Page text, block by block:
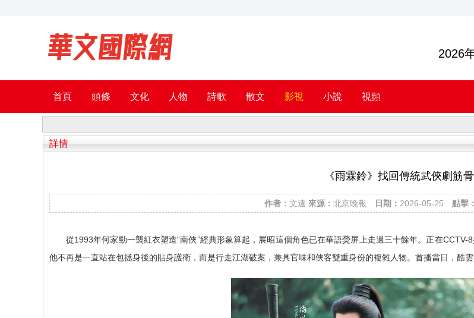
2026
首頁 頭條 文化 人物 詩歌 散文 影視 小說 視頻
詳情
《雨霖鈴》找回傳統武俠劇筋骨
作者： 文遠 來源： 北京晚報 日期： 2026-05-25 點擊：
從1993年何家勁一襲紅衣塑造“南俠”經典形象算起，展昭這個角色已在華語熒屏上走過三十餘年。正在
他不再是一直站在包拯身後的貼身護衛，而是行走江湖破案，兼具官味和俠客雙重身份的複雜人物。首播當日，酷